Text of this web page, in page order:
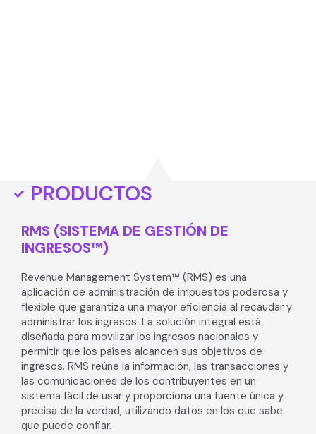
PRODUCTOS
RMS (SISTEMA DE GESTIÓN DE
INGRESOS™)
Revenue Management System™ (RMS) es una
aplicación de administración de impuestos poderosa y
flexible que garantiza una mayor eficiencia al recaudar y
administrar los ingresos. La solución integral está
diseñada para movilizar los ingresos nacionales y
permitir que los países alcancen sus objetivos de
ingresos. RMS reúne la información, las transacciones y
las comunicaciones de los contribuyentes en un
sistema fácil de usar y proporciona una fuente única y
precisa de la verdad, utilizando datos en los que sabe
que puede confiar.